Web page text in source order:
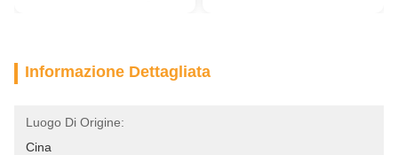
Informazione Dettagliata
Luogo Di Origine:
Cina